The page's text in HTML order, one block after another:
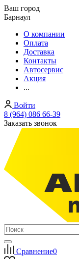
Ваш город
Барнаул
О компании
Оплата
Доставка
Контакты
Автосервис
Акция
...
Войти
8 (964) 086 66-39
Заказать звонок
Сравнение0